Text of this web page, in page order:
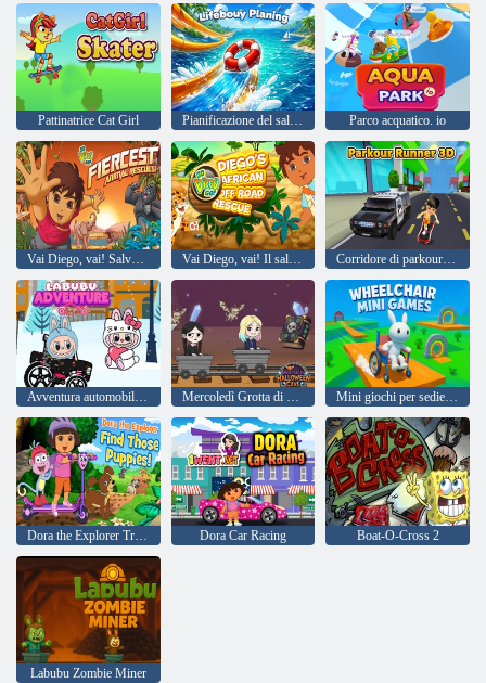
Pattinatrice Cat Girl Pianificazione del salvagente Parco acquatico. io
Vai Diego, vai! Salvataggi di animali Vai Diego, vai! Il salvataggio fuoristrada africano di Diego Corridore di parkour 3D
Avventura automobilistica Labubu Mercoledì Grotta di Halloween Mini giochi per sedie a rotelle
Dora the Explorer Trova quei cuccioli Dora Car Racing Boat-O-Cross 2
Labubu Zombie Miner